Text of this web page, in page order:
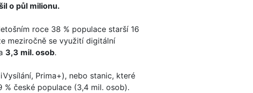
o půl milionu.
roce 38 % populace starší 16
meziročně se využití digitální
3,3 mil. osob.
Prima+), nebo stanic, které
české populace (3,4 mil. osob).